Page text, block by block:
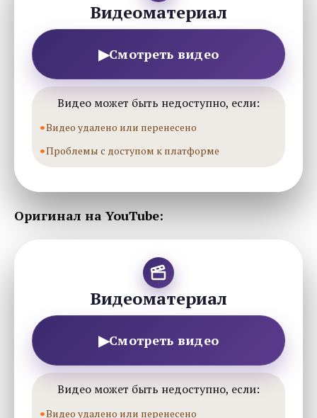
Видеоматериал
▶Смотреть видео
Видео может быть недоступно, если:
Видео удалено или перенесено
Проблемы с доступом к платформе
Оригинал на YouTube:
Видеоматериал
▶Смотреть видео
Видео может быть недоступно, если:
Видео удалено или перенесено